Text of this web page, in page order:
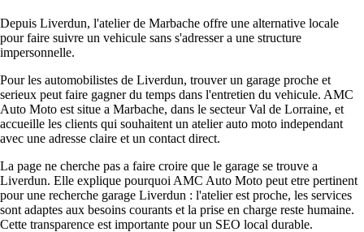
Depuis Liverdun, l'atelier de Marbache offre une alternative locale
pour faire suivre un vehicule sans s'adresser a une structure
impersonnelle.
Pour les automobilistes de Liverdun, trouver un garage proche et
serieux peut faire gagner du temps dans l'entretien du vehicule. AMC
Auto Moto est situe a Marbache, dans le secteur Val de Lorraine, et
accueille les clients qui souhaitent un atelier auto moto independant
avec une adresse claire et un contact direct.
La page ne cherche pas a faire croire que le garage se trouve a
Liverdun. Elle explique pourquoi AMC Auto Moto peut etre pertinent
pour une recherche garage Liverdun : l'atelier est proche, les services
sont adaptes aux besoins courants et la prise en charge reste humaine.
Cette transparence est importante pour un SEO local durable.